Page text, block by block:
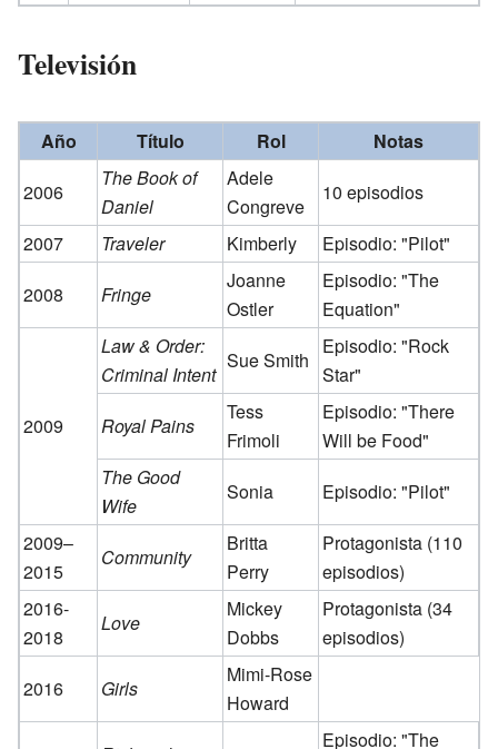
Televisión
Año Título Rol
Notas
2006
The Book of
Daniel
Adele
Congreve
10 episodios
2007
Traveler Kimberly
Episodio: "Pilot"
2008
Fringe
Joanne
Ostler
Episodio: "The
Equation"
2009
Law & Order:
Criminal Intent
Sue Smith
Episodio: "Rock
Star"
Royal Pains
Tess
Frimoli
Episodio: "There
Will be Food"
The Good
Wife
Sonia
Episodio: "Pilot"
2009–
2015
Community
Britta
Perry
Protagonista (110
episodios)
2016-
2018
Love
Mickey
Dobbs
Protagonista (34
episodios)
2016
Girls
Mimi-Rose
Howard
Episodio: "The